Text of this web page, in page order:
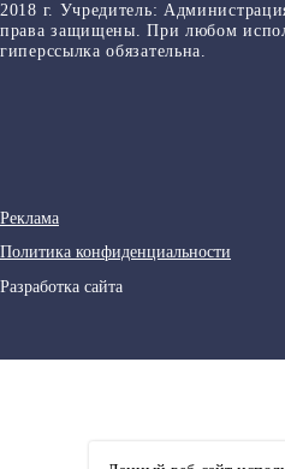
2018 г. Учредитель:
права защищены. При любом
гиперссылка обязательна.
Реклама
Политика конфиденциальности
Разработка сайта